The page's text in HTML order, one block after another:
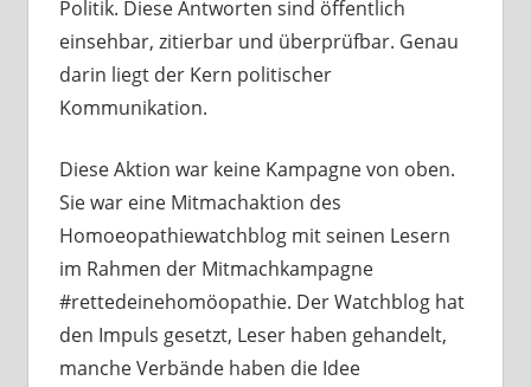
Politik. Diese Antworten sind öffentlich
einsehbar, zitierbar und überprüfbar. Genau
darin liegt der Kern politischer
Kommunikation.
Diese Aktion war keine Kampagne von oben.
Sie war eine Mitmachaktion des
Homoeopathiewatchblog mit seinen Lesern
im Rahmen der Mitmachkampagne
#rettedeinehomöopathie. Der Watchblog hat
den Impuls gesetzt, Leser haben gehandelt,
manche Verbände haben die Idee